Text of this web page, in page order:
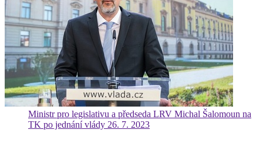
Ministr pro legislativu a předseda LRV Michal Šalomoun na
TK po jednání vlády 26. 7. 2023